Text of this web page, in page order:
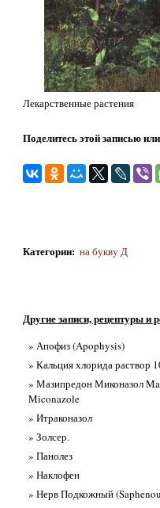
Лекарственные растения
Поделитесь этой записью
Категории: на бyквy Д
Другие записи, рецептуры и
» Апофиз (Apophysis)
» Кальция хлорида раствор
» Мазипредон Миконазол
Miconazole
» Итраконазол
» Золсер.
» Панолез
» Наклофен
» Нерв Подкожный